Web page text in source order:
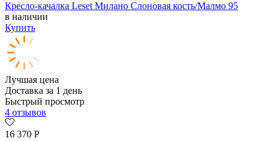
Кресло-качалка Leset Милано Слоновая кость/Малмо 95
в наличии
Купить
Лучшая цена
Доставка за 1 день
Быстрый просмотр
4 отзывов
16 370 Р